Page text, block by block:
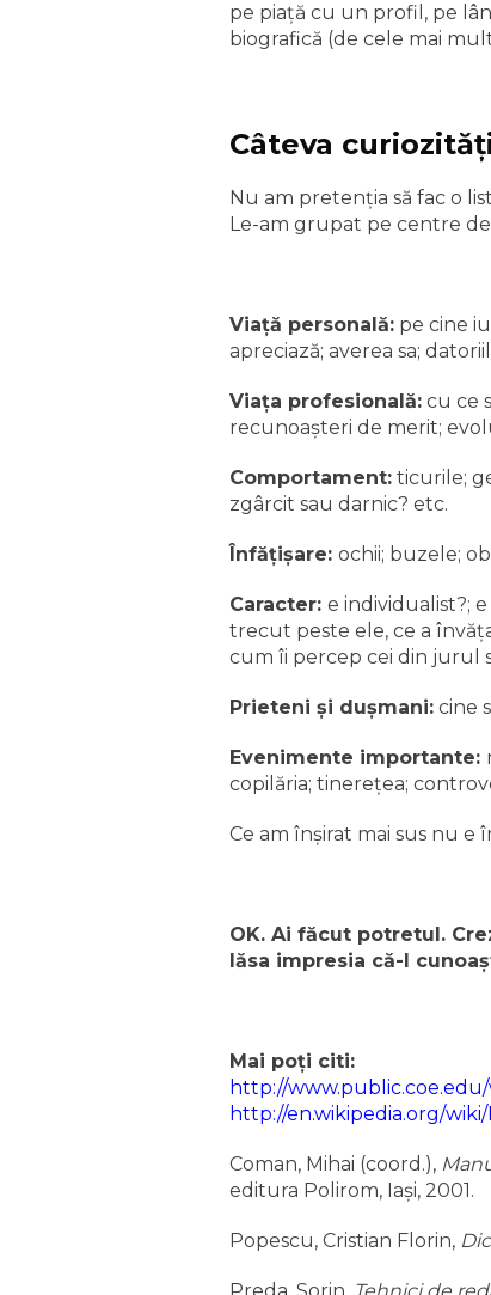
pe piaţă cu un profil, pe
biografică (de cele mai
Câteva
Nu am pretenţia să fac o
Le-am grupat pe centre
Viaţă personală: pe cine
apreciază; averea sa;
Viaţa profesională: cu ce
recunoaşteri de merit;
Comportament: ticurile;
zgârcit sau darnic? etc.
Înfăţişare: ochii; buzele;
Caracter: e individualist?;
trecut peste ele, ce a
cum îi percep cei din jurul
Prieteni şi duşmani: cine
Evenimente importante:
copilăria; tinereţea;
Ce am înşirat mai sus nu e
OK. Ai făcut potretul.
lăsa impresia că-l
Mai poţi citi:
http://
http://en.wikipedia.org/wiki/
Coman, Mihai (coord.),
editura Polirom, Iaşi, 2001.
Popescu, Cristian Florin,